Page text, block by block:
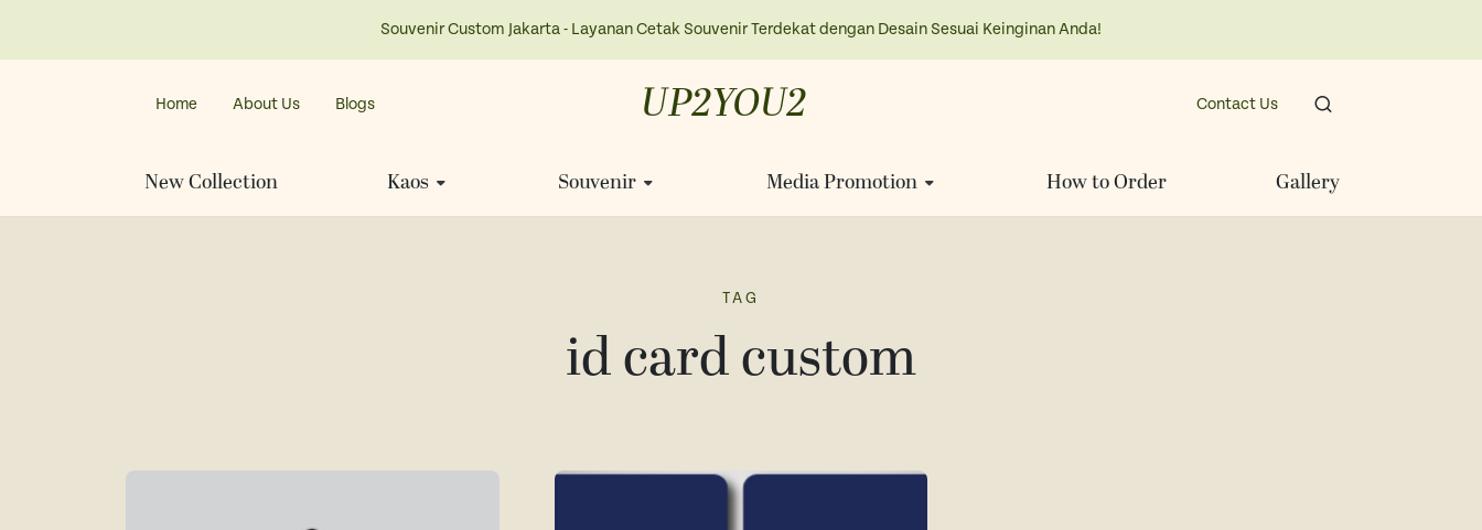
Souvenir Custom Jakarta - Layanan Cetak Souvenir Terdekat dengan Desain Sesuai Keinginan Anda!
Home About Us Blogs UP2YOU2 Contact Us
New Collection Kaos Souvenir Media Promotion How to Order Gallery
TAG
id card custom